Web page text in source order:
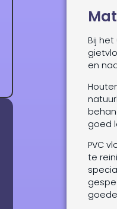
Bij
en
goed
PVC
te